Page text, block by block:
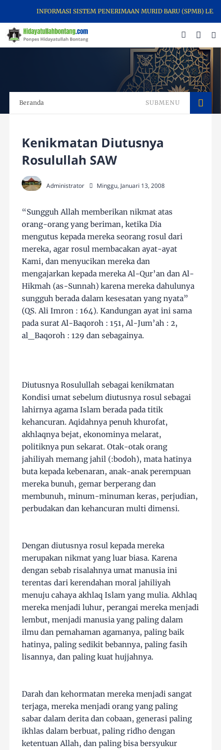
INFORMASI SISTEM PENERIMAAN MURID BARU (SPMB)
Beranda SUBMENU
Kenikmatan Diutusnya
Rosulullah SAW
Administrator Minggu, Januari 13, 2008
“Sungguh Allah memberikan nikmat atas
orang-orang yang beriman, ketika Dia
mengutus kepada mereka seorang rosul dari
mereka, agar rosul membacakan ayat-ayat
Kami, dan menyucikan mereka dan
mengajarkan kepada mereka Al-Qur’an dan Al-
Hikmah (as-Sunnah) karena mereka dahulunya
sungguh berada dalam kesesatan yang nyata”
(QS. Ali Imron : 164). Kandungan ayat ini sama
pada surat Al-Baqoroh : 151, Al-Jum’ah : 2,
al_Baqoroh : 129 dan sebagainya.
Diutusnya Rosulullah sebagai kenikmatan
Kondisi umat sebelum diutusnya rosul sebagai
lahirnya agama Islam berada pada titik
kehancuran. Aqidahnya penuh khurofat,
akhlaqnya bejat, ekonominya melarat,
politiknya pun sekarat. Otak-otak orang
jahiliyah memang jahil (:bodoh), mata hatinya
buta kepada kebenaran, anak-anak perempuan
mereka bunuh, gemar berperang dan
membunuh, minum-minuman keras, perjudian,
perbudakan dan kehancuran multi dimensi.
Dengan diutusnya rosul kepada mereka
merupakan nikmat yang luar biasa. Karena
dengan sebab risalahnya umat manusia ini
terentas dari kerendahan moral jahiliyah
menuju cahaya akhlaq Islam yang mulia. Akhlaq
mereka menjadi luhur, perangai mereka menjadi
lembut, menjadi manusia yang paling dalam
ilmu dan pemahaman agamanya, paling baik
hatinya, paling sedikit bebannya, paling fasih
lisannya, dan paling kuat hujjahnya.
Darah dan kehormatan mereka menjadi sangat
terjaga, mereka menjadi orang yang paling
sabar dalam derita dan cobaan, generasi paling
ikhlas dalam berbuat, paling ridho dengan
ketentuan Allah, dan paling bisa bersyukur